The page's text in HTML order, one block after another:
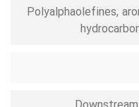
Polyalphaolefines,